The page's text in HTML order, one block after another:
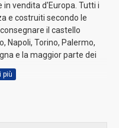
vendita d'Europa. Tutti i
e costruiti secondo le
il castello
Napoli, Torino, Palermo,
e la maggior parte dei